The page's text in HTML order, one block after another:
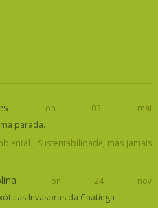
on 03 mai
parada.
, Sustentabilidade, mas jamais
on 24 nov
Invasoras da Caatinga